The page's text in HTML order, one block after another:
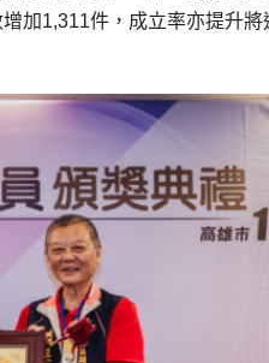
加1,311件，成立率亦提升